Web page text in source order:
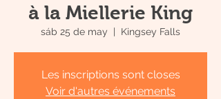
à la Miellerie King
sáb 25 de may Kingsey Falls
Les inscriptions sont closes
Voir d'autres événements